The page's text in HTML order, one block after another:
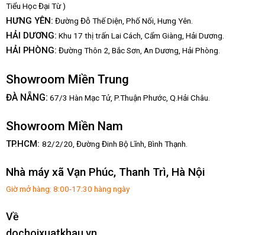
Tiểu Học Đại Từ )
HƯNG YÊN: Đường Đỗ Thế Diện, Phố Nối, Hưng Yên.
HẢI DƯƠNG: Khu 17 thị trấn Lai Cách, Cẩm Giàng, Hải Dương.
HẢI PHÒNG: Đường Thôn 2, Bắc Sơn, An Dương, Hải Phòng.
Showroom Miền Trung
ĐÀ NẴNG: 67/3 Hàn Mạc Tử, P.Thuận Phước, Q.Hải Châu.
Showroom Miền Nam
TP.HCM: 82/2/20, Đường Đinh Bộ Lĩnh, Bình Thạnh.
Nhà máy xã Vạn Phúc, Thanh Trì, Hà Nội
Giờ mở hàng: 8:00-17:30 hàng ngày
Về